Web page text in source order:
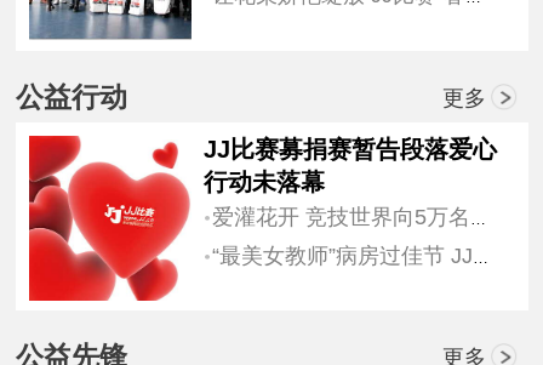
公益行动 更多
JJ比赛募捐赛暂告段落爱心
行动未落幕
公益先锋 更多